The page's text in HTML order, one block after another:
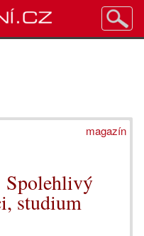
magazín
Spolehlivý
studium